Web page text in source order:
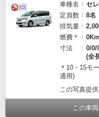
車種名
セ
定員数
8名
排気量
燃費＊
寸法
0/0/
(全
＊10・15モ
適用)
この写真提
この車